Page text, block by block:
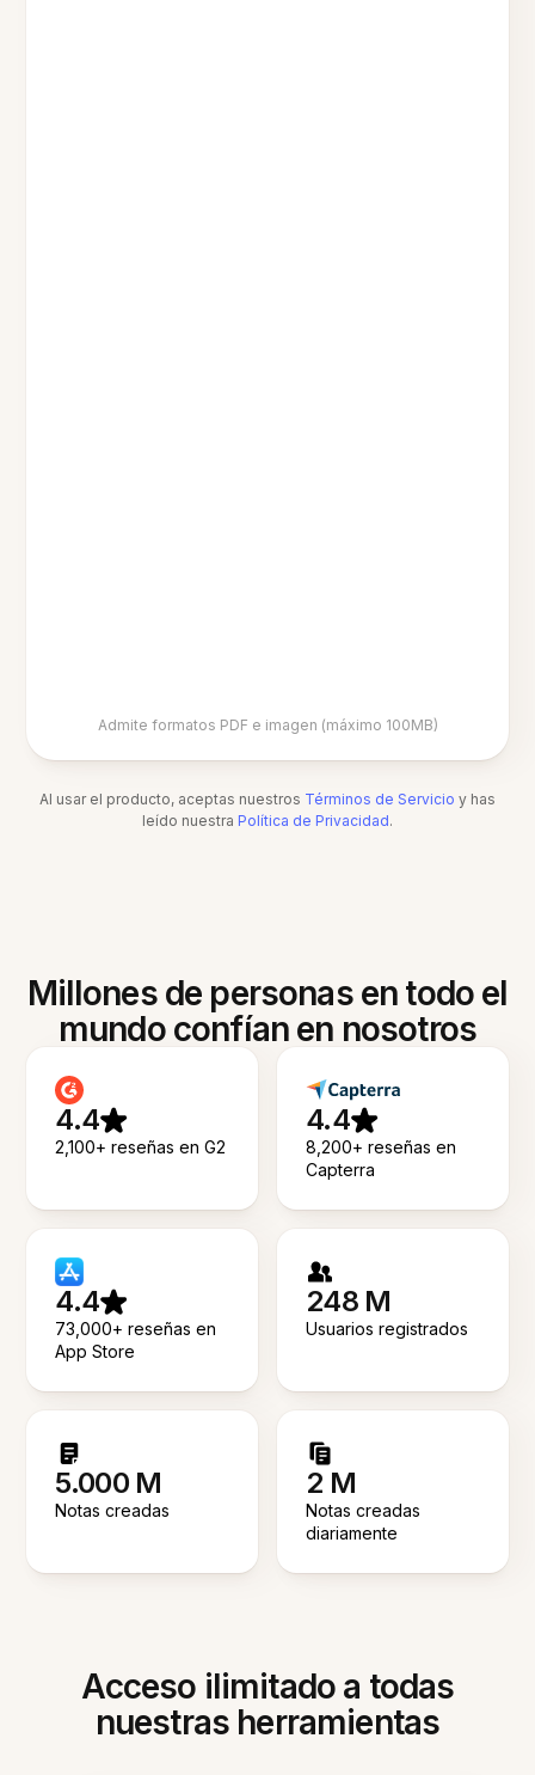
Admite formatos PDF e imagen (máximo 100MB)
Al usar el producto, aceptas nuestros Términos de Servicio y has
leído nuestra Política de Privacidad.
Millones de personas en todo el
mundo confían en nosotros
4.4
2,100+ reseñas en G2
4.4
8,200+ reseñas en
Capterra
4.4
73,000+ reseñas en
App Store
248 M
Usuarios registrados
5.000 M
Notas creadas
2 M
Notas creadas
diariamente
Acceso ilimitado a todas
nuestras herramientas